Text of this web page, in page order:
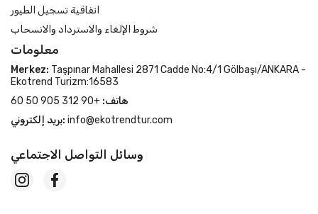
اتفاقية تسجيل الطيور
شروط الإلغاء والاسترداد والانسحاب
معلومات
Merkez: Taşpınar Mahallesi 2871 Cadde No:4/1 Gölbaşı/ANKARA -
Ekotrend Turizm:16583
هاتف: +90 312 905 50 60
بريد إلكتروني: info@ekotrendtur.com
وسائل التواصل الاجتماعي